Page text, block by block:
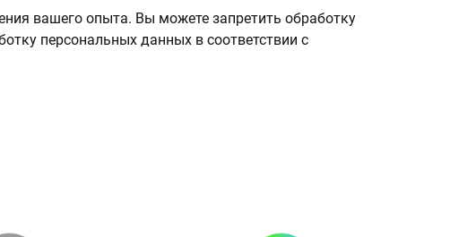
вашего опыта. Вы можете запретить обработку
персональных данных в соответствии с